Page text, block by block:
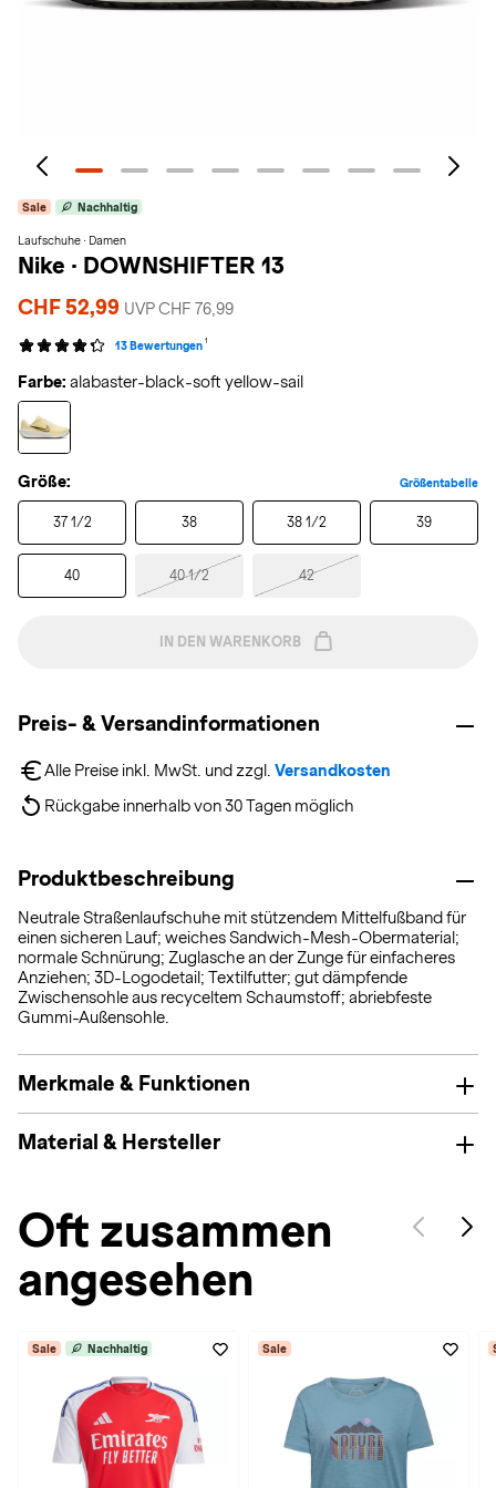
Sale Nachhaltig
Laufschuhe · Damen
Nike · DOWNSHIFTER 13
CHF 52,99 UVP CHF 76,99
13 Bewertungen 1
Farbe: alabaster-black-soft yellow-sail
Größe: Größentabelle
37 1/2 38 38 1/2 39
40 40 1/2 42
IN DEN WARENKORB
Preis- & Versandinformationen
Alle Preise inkl. MwSt. und zzgl. Versandkosten
Rückgabe innerhalb von 30 Tagen möglich
Produktbeschreibung
Neutrale Straßenlaufschuhe mit stützendem Mittelfußband für
einen sicheren Lauf; weiches Sandwich-Mesh-Obermaterial;
normale Schnürung; Zuglasche an der Zunge für einfacheres
Anziehen; 3D-Logodetail; Textilfutter; gut dämpfende
Zwischensohle aus recyceltem Schaumstoff; abriebfeste
Gummi-Außensohle.
Merkmale & Funktionen
Material & Hersteller
Oft zusammen
angesehen
Sale Nachhaltig Sale